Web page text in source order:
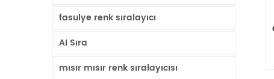
fasulye renk sıralayıcı
AI Sıra
mısır mısır renk sıralayıcısı